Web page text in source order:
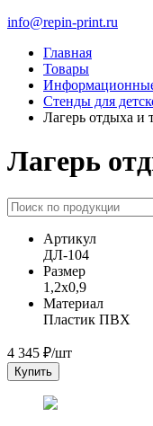
info@repin-print.ru
Главная
Товары
Стенды для
Лагерь отдыха и
Лагерь
Артикул
ДЛ-104
Размер
1,2x0,9
Материал
Пластик ПВХ
4 345 ₽/шт
Купить